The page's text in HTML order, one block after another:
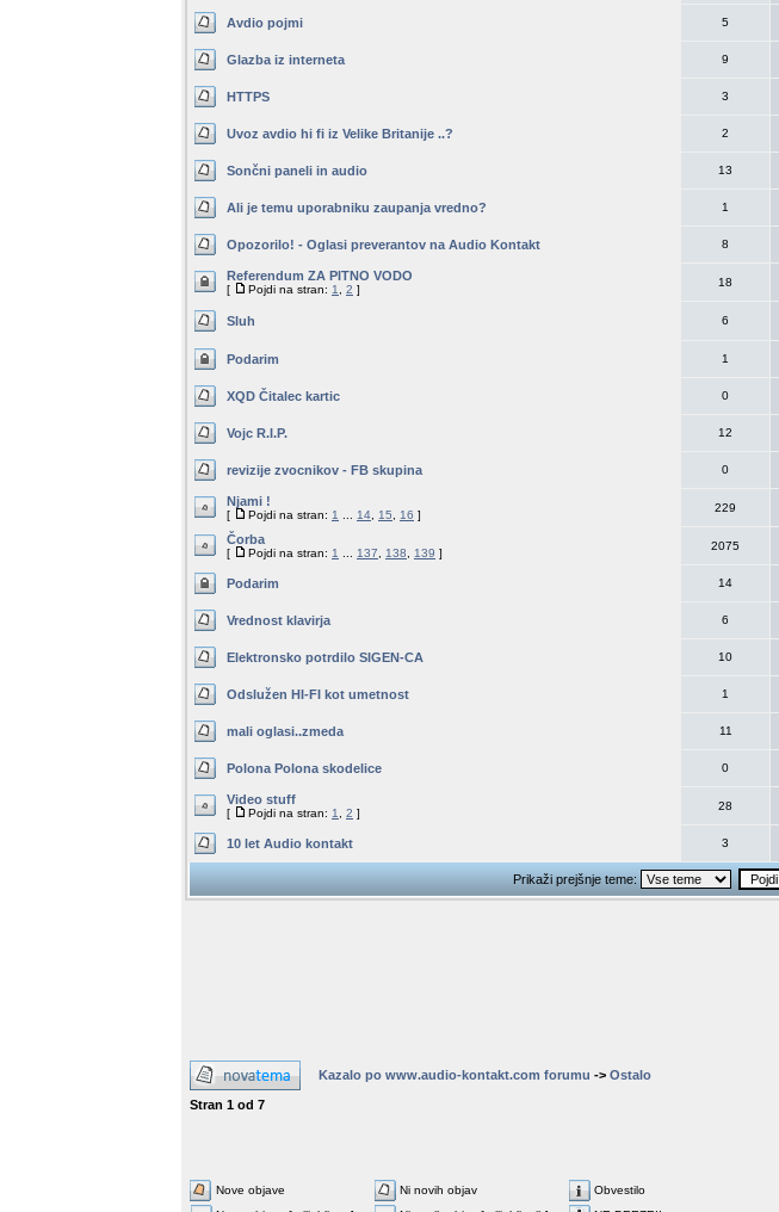
Avdio pojmi 5
Glazba iz interneta 9
HTTPS 3
Uvoz avdio hi fi iz Velike Britanije ..? 2
Sončni paneli in audio 13
Ali je temu uporabniku zaupanja vredno? 1
Opozorilo! - Oglasi preverantov na Audio Kontakt 8
Referendum ZA PITNO VODO
[ Pojdi na stran: 1 2 ]
18
Sluh 6
Podarim 1
XQD Čitalec kartic 0
Vojc R.I.P. 12
revizije zvocnikov - FB skupina 0
Njami !
[ Pojdi na stran: 1 14 15 16 ]
229
Čorba
[ Pojdi na stran: 1 137 138 139 ]
2075
Podarim 14
Vrednost klavirja 6
Elektronsko potrdilo SIGEN-CA 10
Odslužen HI-FI kot umetnost 1
mali oglasi..zmeda 11
Polona Polona skodelice 0
Video stuff
[ Pojdi na stran: 1 2 ]
28
10 let Audio kontakt 3
Prikaži prejšnje teme:
Kazalo po www.audio-kontakt.com forumu -> Ostalo
Stran 1 od 7
Nove objave Ni novih objav
Obvestilo